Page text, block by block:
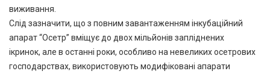
виживання.
Слід зазначити, що з повним завантаженням інкубаційний
апарат “Осетр” вміщує до двох мільйонів запліднених
ікринок, але в останні роки, особливо на невеликих осетрових
господарствах, використовують модифіковані апарати